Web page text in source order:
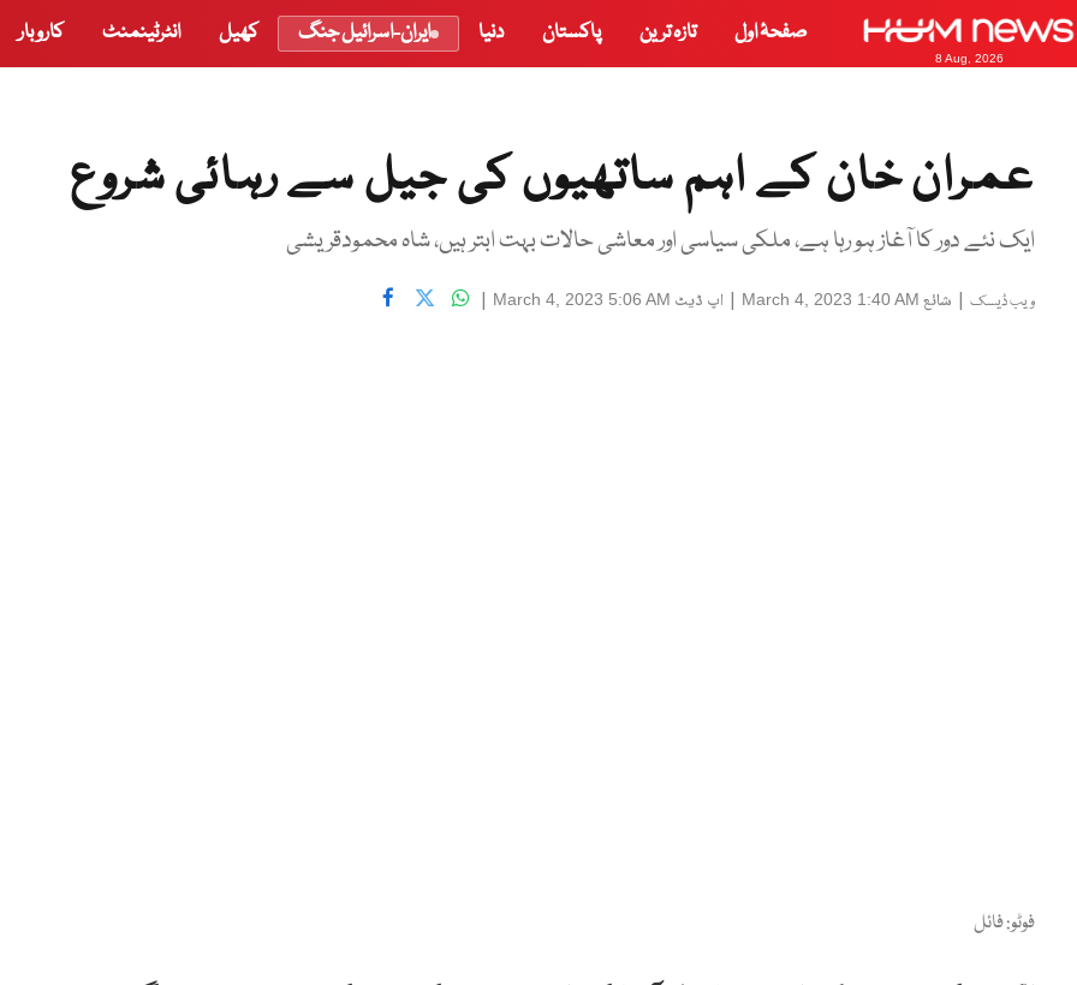
8 Aug, 2026
صفحۂ اول تازہ ترین پاکستان دنیا ایران-اسرائیل جنگ کھیل انٹرٹینمنٹ کاروبار
عمران خان کے اہم ساتھیوں کی جیل سے رہائی شروع
ایک نئے دور کا آغاز ہو رہا ہے، ملکی سیاسی اور معاشی حالات بہت ابتر ہیں، شاہ محمودقریشی
ویب ڈیسک | شائع March 4, 2023 1:40 AM
| اپ ڈیٹ March 4, 2023 5:06 AM
|
فوٹو: فائل